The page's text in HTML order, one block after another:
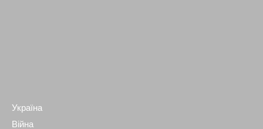
Україна
Війна